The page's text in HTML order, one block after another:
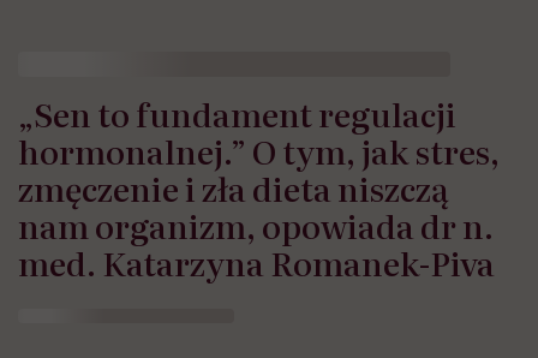
„Sen to fundament regulacji
hormonalnej.” O tym, jak stres,
zmęczenie i zła dieta niszczą
nam organizm, opowiada dr n.
med. Katarzyna Romanek-Piva